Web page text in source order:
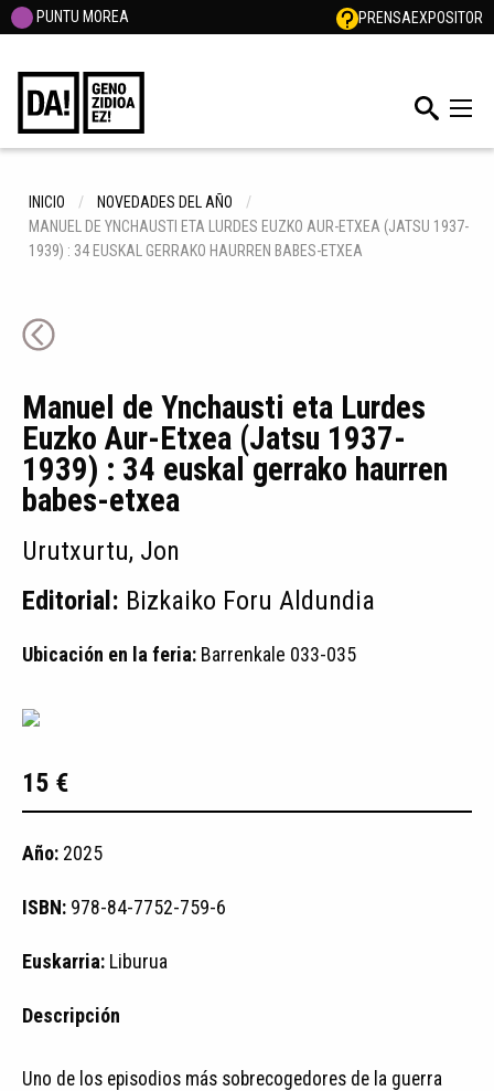
PUNTU MOREA PRENSAEXPOSITOR
INICIO
NOVEDADES DEL AÑO
MANUEL DE YNCHAUSTI ETA LURDES EUZKO AUR-ETXEA (JATSU 1937-
1939) : 34 EUSKAL GERRAKO HAURREN BABES-ETXEA
Manuel de Ynchausti eta Lurdes
Euzko Aur-Etxea (Jatsu 1937-
1939) : 34 euskal gerrako haurren
babes-etxea
Urutxurtu, Jon
Editorial: Bizkaiko Foru Aldundia
Ubicación en la feria: Barrenkale 033-035
15 €
Año: 2025
ISBN: 978-84-7752-759-6
Euskarria: Liburua
Descripción
Uno de los episodios más sobrecogedores de la guerra